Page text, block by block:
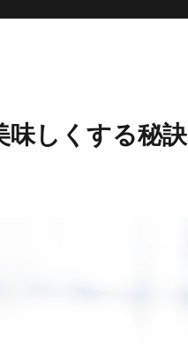
味しくする秘訣